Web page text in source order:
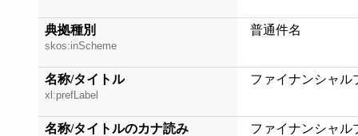
典拠種別
skos:inScheme
普通件名
名称/タイトル
xl:prefLabel
ファイナンシャル
名称/タイトルのカナ読み ファイナンシャル